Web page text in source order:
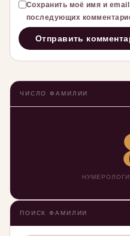
Сохранить моё имя и
последующих
ЧИСЛО ФАМИЛИИ
ПОИСК ФАМИЛИИ